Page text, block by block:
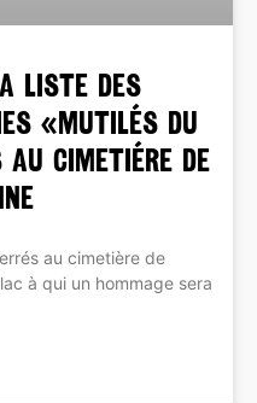
LISTE DES
«MUTILÉS DU
AU CIMETIÉRE DE
au cimetière de
à qui un hommage sera